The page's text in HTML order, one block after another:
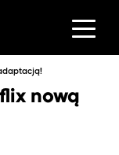
nową